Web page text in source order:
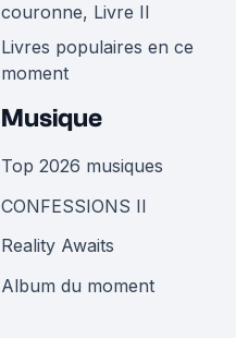
couronne, Livre II
Livres populaires en ce
moment
Musique
Top 2026 musiques
CONFESSIONS II
Reality Awaits
Album du moment